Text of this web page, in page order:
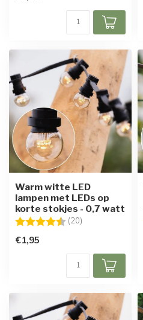
Warm witte LED
lampen met LEDs op
korte stokjes - 0,7 watt
Beoordeling: (20)
€1,95